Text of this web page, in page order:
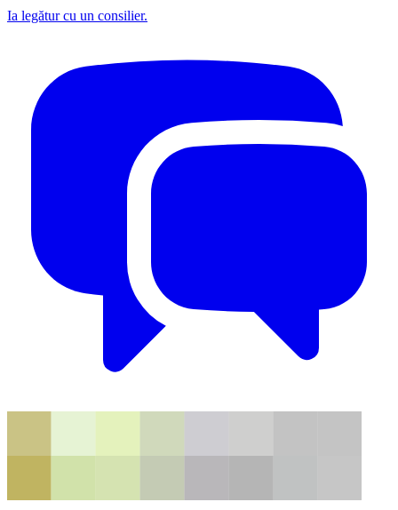
Ia legătur cu un consilier.